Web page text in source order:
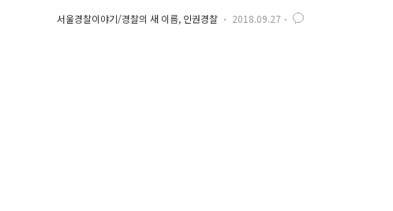
형제자매를 말합니다. 그리고 주요 지원 제도로는 크게 ★경제지원 ★
경제지원은 구조금, 의료비, 생계비, 학자금, 장례비, 피해현장정리, 피
서울경찰이야기/경찰의 새 이름, 인권경찰 2018.09.27